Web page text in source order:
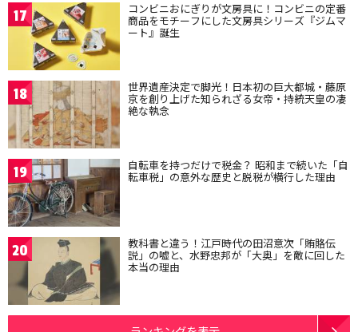
17 コンビニおにぎりが文房具に！コンビニの定番
商品をモチーフにした文房具シリーズ『ジムマ
ート』誕生
18 世界遺産決定で脚光！日本初の巨大都城・藤原
京を創り上げた知られざる女帝・持統天皇の凄
絶な執念
19 自転車を持つだけで税金？ 昭和まで続いた「自
転車税」の意外な歴史と脱税が横行した理由
20 教科書と違う！江戸時代の田沼意次「賄賂伝
説」の嘘と、水野忠邦が「大奥」を敵に回した
本当の理由